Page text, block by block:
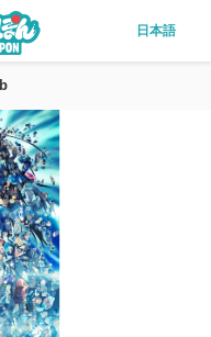
日本語